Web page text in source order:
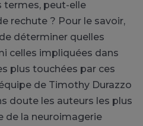
termes, peut-elle
rechute ? Pour le savoir,
déterminer quelles
celles impliquées dans
plus touchées par ces
de Timothy Durazzo
doute les auteurs les plus
de la neuroimagerie